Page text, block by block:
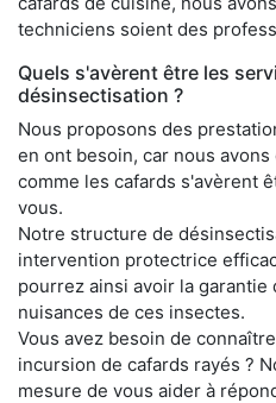
techniciens soient des
Quels s'avèrent être les
désinsectisation ?
Nous proposons des
en ont besoin, car nous
comme les cafards s'avèrent
vous.
Notre structure de
intervention protectrice
pourrez ainsi avoir la garantie
nuisances de ces insectes.
Vous avez besoin de
incursion de cafards rayés ?
mesure de vous aider à